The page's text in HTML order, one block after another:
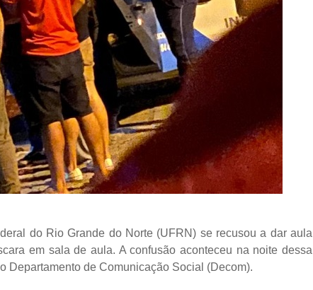
do Rio Grande do Norte (UFRN) se recusou a dar aula
em sala de aula. A confusão aconteceu na noite dessa
Departamento de Comunicação Social (Decom).